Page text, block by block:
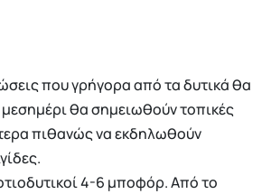
που γρήγορα από τα δυτικά θα
θα σημειωθούν τοπικές
πιθανώς να εκδηλωθούν
4-6 μποφόρ. Από το